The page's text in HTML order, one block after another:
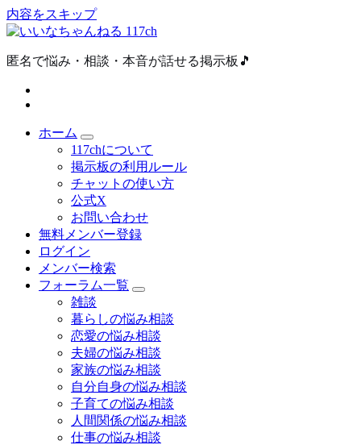
内容をスキップ
匿名で悩み・相談・本音が話せる掲示板🎵
ホーム
117chについて
掲示板の利用ルール
チャットの使い方
公式X
お問い合わせ
無料メンバー登録
ログイン
メンバー検索
フォーラム一覧
雑談
暮らしの悩み相談
恋愛の悩み相談
夫婦の悩み相談
家族の悩み相談
自分自身の悩み相談
子育ての悩み相談
人間関係の悩み相談
仕事の悩み相談